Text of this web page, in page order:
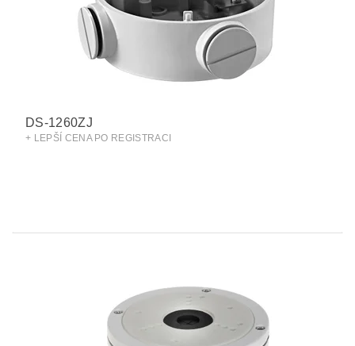
DS-1260ZJ
+ LEPŠÍ CENA PO REGISTRACI